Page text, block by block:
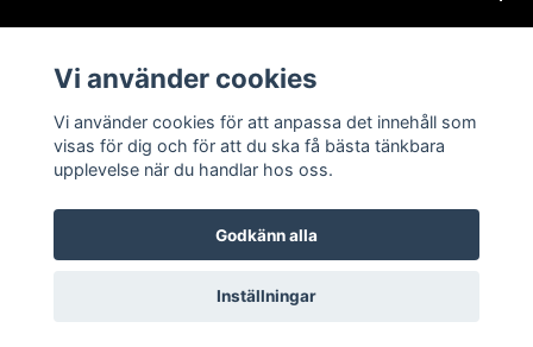
Sociala medier
© 2026 GIK Racing AB
Vi använder cookies
Vi använder cookies för att anpassa det innehåll som
visas för dig och för att du ska få bästa tänkbara
upplevelse när du handlar hos oss.
Godkänn alla
Inställningar